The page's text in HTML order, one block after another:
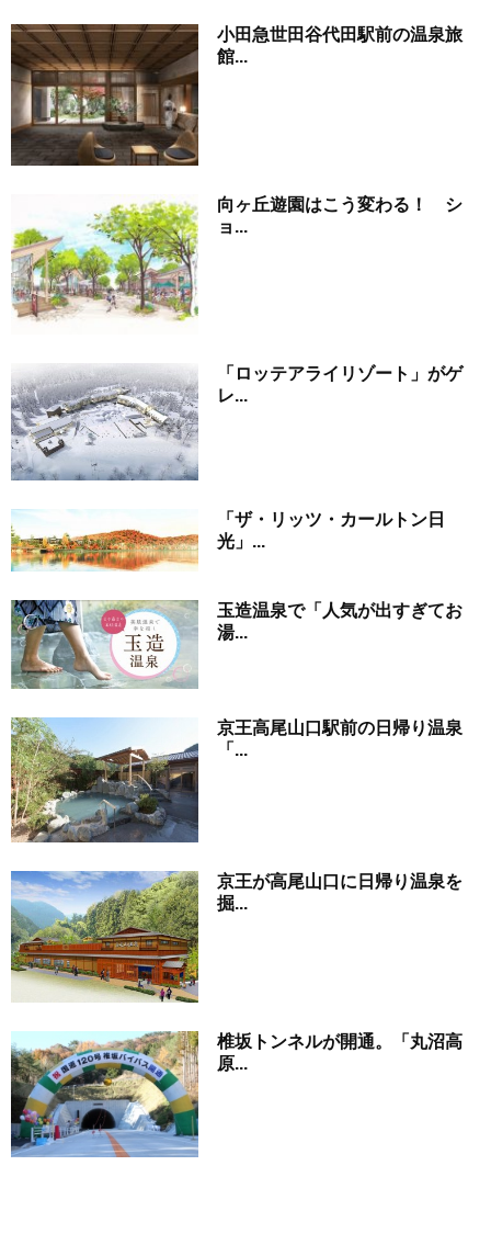
小田急世田谷代田駅前の温泉旅
館...
向ヶ丘遊園はこう変わる！ シ
ョ...
「ロッテアライリゾート」がゲ
レ...
「ザ・リッツ・カールトン日
光」...
玉造温泉で「人気が出すぎてお
湯...
京王高尾山口駅前の日帰り温泉
「...
京王が高尾山口に日帰り温泉を
掘...
椎坂トンネルが開通。「丸沼高
原...